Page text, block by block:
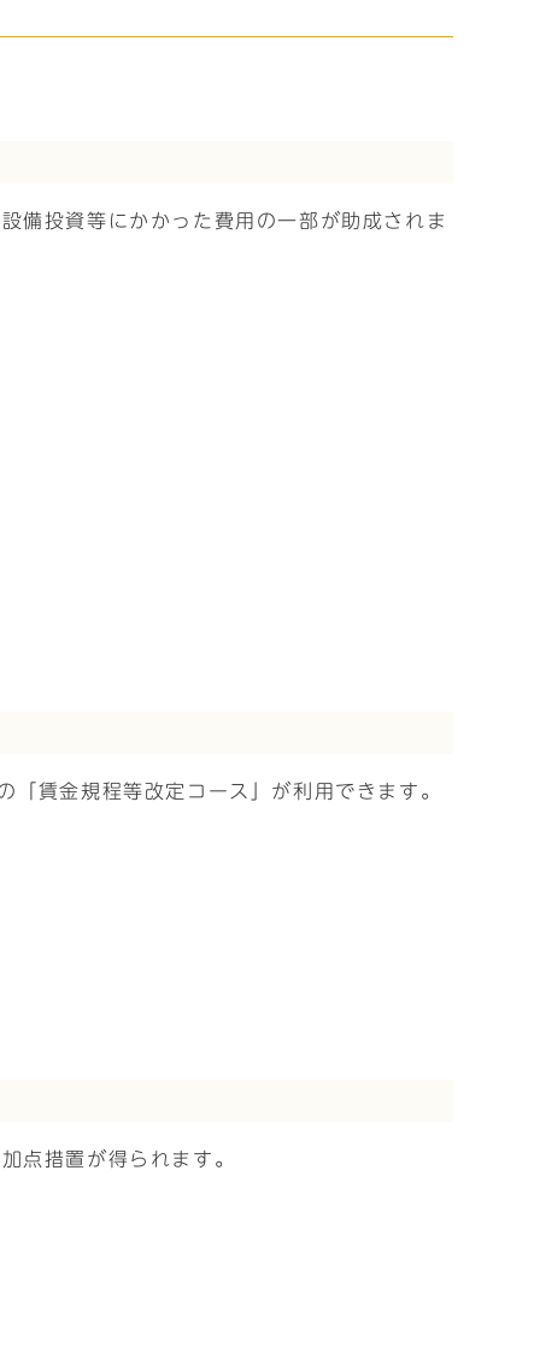
備投資等にかかった費用の一部が助成されま
賃金規程等改定コース」が利用できます。
点措置が得られます。